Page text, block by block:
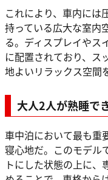
これにより、車内には
持っている広大な室内
る。ディスプレイやス
に配置されており、ス
地よいリラックス空間
大人2人が熟睡で
車中泊において最も重
寝心地だ。このモデル
トにした状態の上に